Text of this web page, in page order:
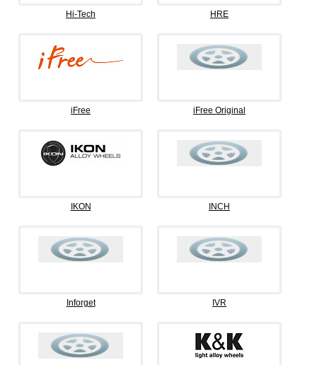
Hi-Tech HRE
iFree iFree Original
IKON INCH
Inforget IVR